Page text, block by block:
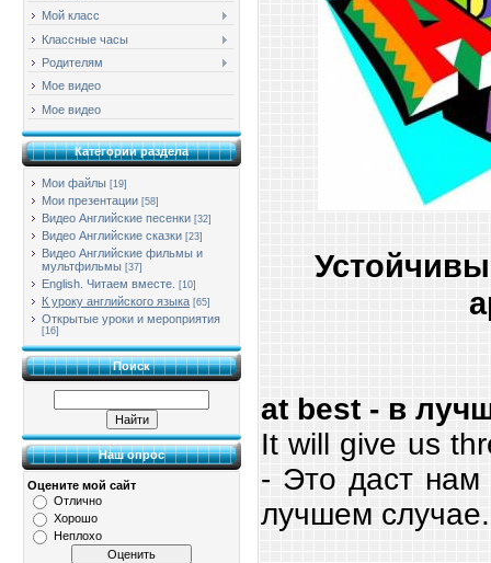
Мой класс
Классные часы
Родителям
Мое видео
Мое видео
Категории раздела
Мои файлы [19]
Мои презентации [58]
Видео Английские песенки [32]
Видео Английские сказки [23]
Видео Английские фильмы и
мультфильмы [37]
English. Читаем вместе. [10]
К уроку английского языка [65]
Открытые уроки и мероприятия
[16]
Поиск
Наш опрос
Оцените мой сайт
Отлично
Хорошо
Неплохо
at best - в
It will give us
- Это даст
лучшем случае.